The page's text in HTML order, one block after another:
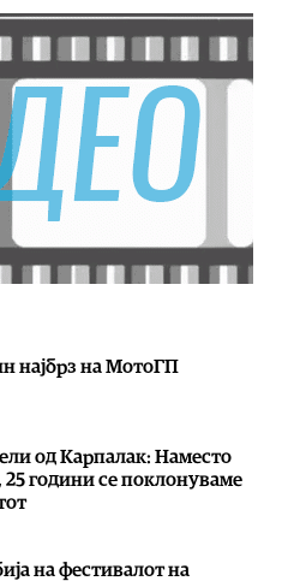
најбрз на МотоГП
од Карпалак: Наместо
години се поклонуваме
на фестивалот на